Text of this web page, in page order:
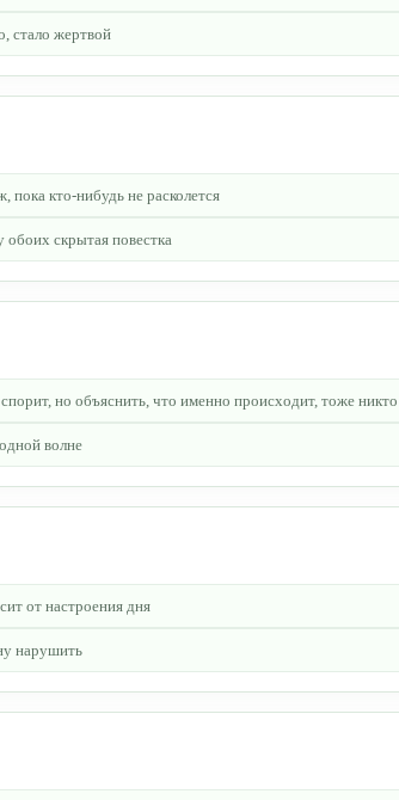
стало жертвой
кто-нибудь не расколется
скрытая повестка
но объяснить, что именно происходит, тоже
волне
от настроения дня
нарушить